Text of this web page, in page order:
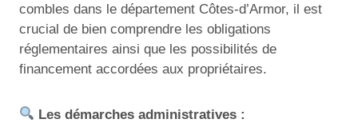
combles dans le département Côtes-d’Armor, il est
crucial de bien comprendre les obligations
réglementaires ainsi que les possibilités de
financement accordées aux propriétaires.
Les démarches administratives :